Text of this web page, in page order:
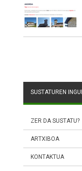
SUSTATUREN
ZER DA SUSTATU?
ARTXIBOA
KONTAKTUA